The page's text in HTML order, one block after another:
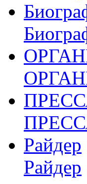
Райдер
Райдер